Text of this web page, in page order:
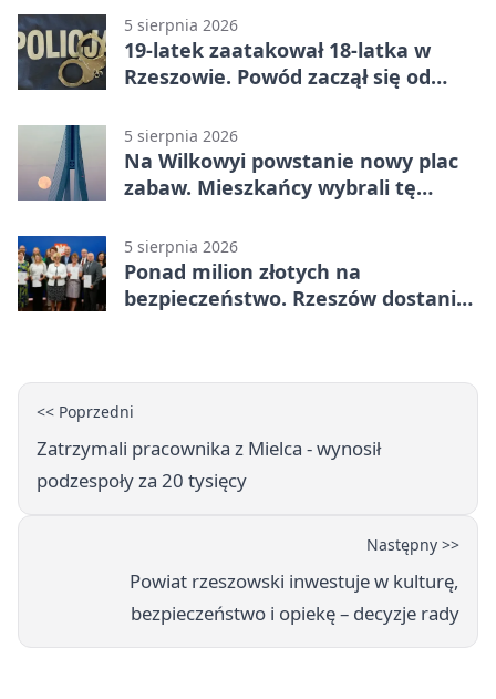
5 sierpnia 2026
19-latek zaatakował 18-latka w
Rzeszowie. Powód zaczął się od
5 sierpnia 2026
Na Wilkowyi powstanie nowy plac
zabaw. Mieszkańcy wybrali tę
5 sierpnia 2026
Ponad milion złotych na
bezpieczeństwo. Rzeszów dostanie
<< Poprzedni
Zatrzymali pracownika z Mielca - wynosił
podzespoły za 20 tysięcy
Następny >>
Powiat rzeszowski inwestuje w kulturę,
bezpieczeństwo i opiekę – decyzje rady